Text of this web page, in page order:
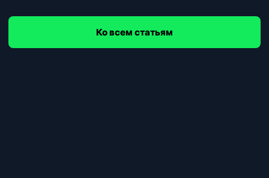
Ко всем статьям